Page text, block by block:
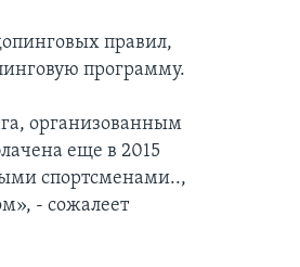
правил,
программу.
организованным
еще в 2015
спортсменами..,
- сожалеет